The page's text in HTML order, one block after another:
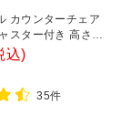
カウンターチェア
スター付き 高さ調
さ825～975mm お
スツール 木製 バー
ック座面・ベージュ
込)
35件